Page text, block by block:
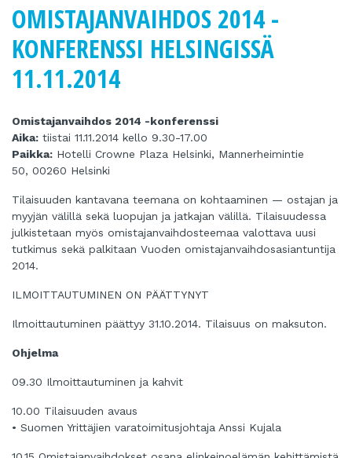
OMISTAJANVAIHDOS 2014 -
KONFERENSSI HELSINGISSÄ
11.11.2014
Omistajanvaihdos 2014 -konferenssi
Aika: tiistai 11.11.2014 kello 9.30-17.00
Paikka: Hotelli Crowne Plaza Helsinki, Mannerheimintie
50, 00260 Helsinki
Tilaisuuden kantavana teemana on kohtaaminen — ostajan ja
myyjän välillä sekä luopujan ja jatkajan välillä. Tilaisuudessa
julkistetaan myös omistajanvaihdosteemaa valottava uusi
tutkimus sekä palkitaan Vuoden omistajanvaihdosasiantuntija
2014.
ILMOITTAUTUMINEN ON PÄÄTTYNYT
Ilmoittautuminen päättyy 31.10.2014. Tilaisuus on maksuton.
Ohjelma
09.30 Ilmoittautuminen ja kahvit
10.00 Tilaisuuden avaus
• Suomen Yrittäjien varatoimitusjohtaja Anssi Kujala